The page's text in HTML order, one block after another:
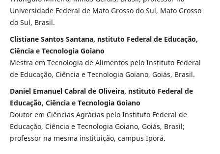
Universidade Federal de Mato Grosso do Sul, Mato Grosso
do Sul, Brasil.
Clistiane Santos Santana, nstituto Federal de Educação,
Ciência e Tecnologia Goiano
Mestra em Tecnologia de Alimentos pelo Instituto Federal
de Educação, Ciência e Tecnologia Goiano, Goiás, Brasil.
Daniel Emanuel Cabral de Oliveira, nstituto Federal de
Educação, Ciência e Tecnologia Goiano
Doutor em Ciências Agrárias pelo Instituto Federal de
Educação, Ciência e Tecnologia Goiano, Goiás, Brasil;
professor na mesma instituição, campus Iporá.